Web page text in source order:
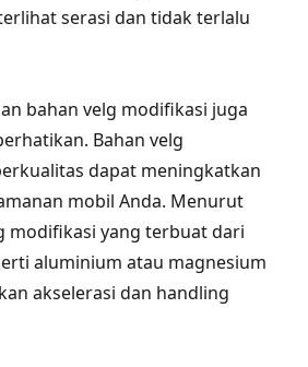
serasi dan tidak terlalu
bahan velg modifikasi juga
Bahan velg
dapat meningkatkan
mobil Anda. Menurut
modifikasi yang terbuat dari
aluminium atau magnesium
akselerasi dan handling